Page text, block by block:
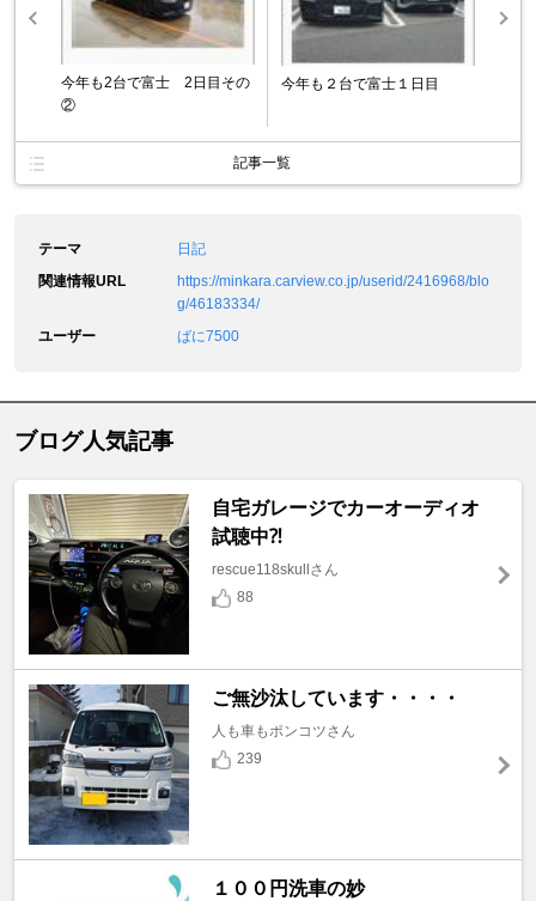
今年も2台で富士 2日目その
②
今年も２台で富士１日目
記事一覧
テーマ
日記
関連情報URL
https://minkara.carview.co.jp/userid/2416968/blo
g/46183334/
ユーザー
ばに7500
ブログ人気記事
自宅ガレージでカーオーディオ
試聴中⁈
rescue118skullさん
88
ご無沙汰しています・・・・
人も車もポンコツさん
239
１００円洗車の妙